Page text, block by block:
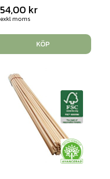
54,00 kr
exkl moms
KÖP